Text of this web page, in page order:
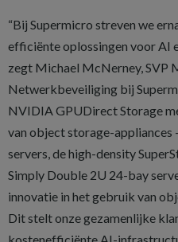
“Bij Supermicro streven we
efficiënte oplossingen voor AI
zegt Michael McNerney, SVP
Netwerkbeveiliging bij
NVIDIA GPUDirect Storage
van object storage-appliances
servers, de high-density
Simply Double 2U 24-bay
innovatie in het gebruik van
Dit stelt onze gezamenlijke